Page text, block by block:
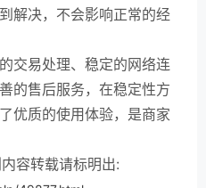
解决，不会影响正常的经
交易处理、稳定的网络连
的售后服务，在稳定性方
优质的使用体验，是商家
容转载请标明出: